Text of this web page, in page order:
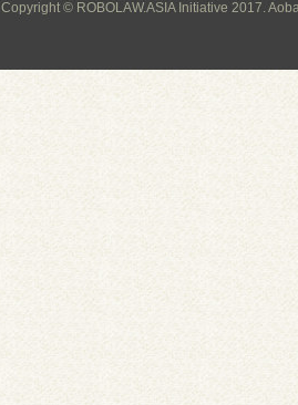
Copyright © ROBOLAW.ASIA Initiative 2017.